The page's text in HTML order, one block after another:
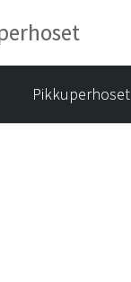
Pikkuperhoset